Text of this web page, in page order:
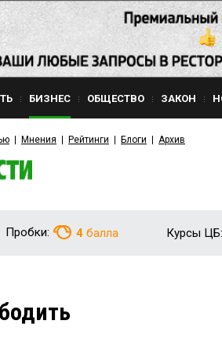
БИЗНЕС ОБЩЕСТВО ЗАКОН
Мнения Рейтинги Блоги Архив
Пробки: 4 балла Курсы ЦБ: